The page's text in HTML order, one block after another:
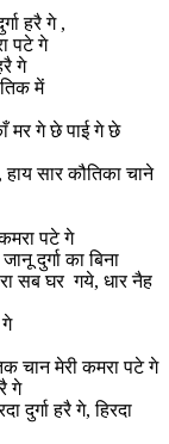
हरै गे ,
पटे गे
गे
में
मर गे छे पाई गे छे
हाय सार कौतिका चाने
पटे गे
दुर्गा का बिना
सब घर गये, धार नैह
चान मेरी कमरा पटे गे
गे
दुर्गा हरै गे, हिरदा